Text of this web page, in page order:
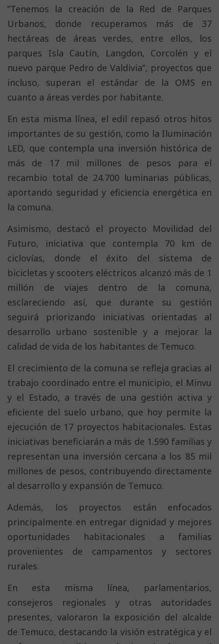
‘’Tenemos la creación de la Red de Parques
Urbanos, donde recuperamos más de 37
hectáreas de áreas verdes, entre ellos, los
parques Isla Cautín, Langdon, Corcolén y el
nuevo parque Pedro de Valdivia’’, proyectos que
incluso, superan el estándar de la OMS en
cuanto a áreas verdes por habitante.
En esta misma línea, el edil repasó otros hitos
importantes de su gestión, como la Iluminación
LED, que contempla una inversión histórica de
más de 17 mil millones de pesos para el
recambio total de 24.700 luminarias públicas,
aportando seguridad y eficiencia energética en
la comuna.
Asimismo, destacó el proyecto Movilidad del
Futuro, iniciativa que contempla 70 km de
ciclovías, donde el éxito del sistema de
bicicletas y scooters eléctricos alcanzó más de 1
millón de viajes dentro de la comuna,
esclareciendo así, que durante su gestión
seguirá priorizando iniciativas orientadas al
desarrollo urbano sostenible y a mejorar la
calidad de vida de los habitantes de Temuco.
El crecimiento de la comuna se refleja gracias al
trabajo coordinado entre el municipio, el Minvu
y el Estado, a través de una gestión activa y
eficiente del suelo urbano, que hoy permite la
ejecución de 17 proyectos habitacionales. Estas
iniciativas beneficiarán a más de 1.590 familias y
representan una inversión cercana a los 85 mil
millones de pesos, contribuyendo directamente
al desarrollo y expansión de Temuco.
Además, los proyectos están enfocados
principalmente en entregar dignidad y mejores
oportunidades habitacionales a familias
provenientes de campamentos y sectores
rurales.
En esta misma línea, parlamentarios,
consejeros regionales y otras autoridades
presentes, valoraron la exposición del alcalde
de Temuco, destacando la visión estratégica y el